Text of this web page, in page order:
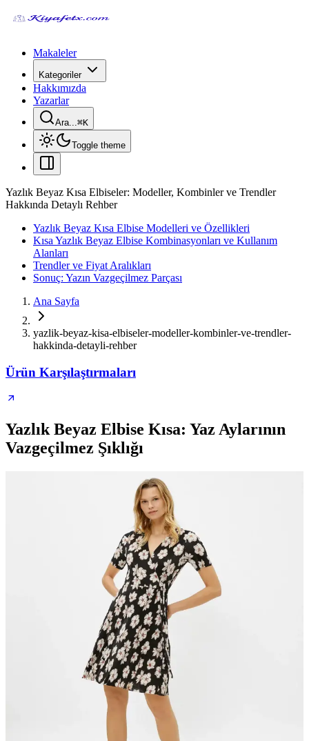
Makaleler
Kategoriler
Hakkımızda
Yazarlar
Ara...⌘K
Toggle theme
Yazlık Beyaz Kısa Elbiseler: Modeller, Kombinler ve Trendler
Hakkında Detaylı Rehber
Yazlık Beyaz Kısa Elbise Modelleri ve Özellikleri
Kısa Yazlık Beyaz Elbise Kombinasyonları ve Kullanım
Alanları
Trendler ve Fiyat Aralıkları
Sonuç: Yazın Vazgeçilmez Parçası
Ana Sayfa
yazlik-beyaz-kisa-elbiseler-modeller-kombinler-ve-trendler-
hakkinda-detayli-rehber
Ürün Karşılaştırmaları
Yazlık Beyaz Elbise Kısa: Yaz Aylarının
Vazgeçilmez Şıklığı